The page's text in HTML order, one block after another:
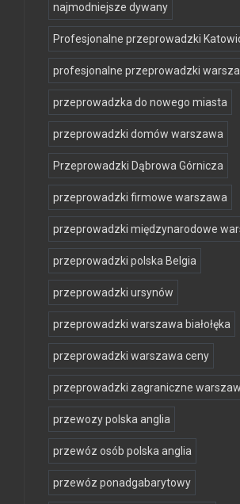
najmodniejsze dywany
Profesjonalne przeprowadzki
profesjonalne przeprowadzki
przeprowadzka do nowego miasta
przeprowadzki domów warszawa
Przeprowadzki Dąbrowa Górnicza
przeprowadzki firmowe warszawa
przeprowadzki międzynarodowe
przeprowadzki polska Belgia
przeprowadzki ursynów
przeprowadzki warszawa białołęka
przeprowadzki warszawa ceny
przeprowadzki zagraniczne
przewozy polska anglia
przewóz osób polska anglia
przewóz ponadgabarytowy